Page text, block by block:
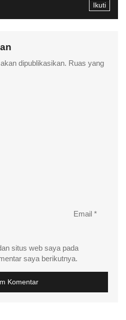
Ikuti
dipublikasikan. Ruas yang
Email *
situs web saya pada
saya berikutnya.